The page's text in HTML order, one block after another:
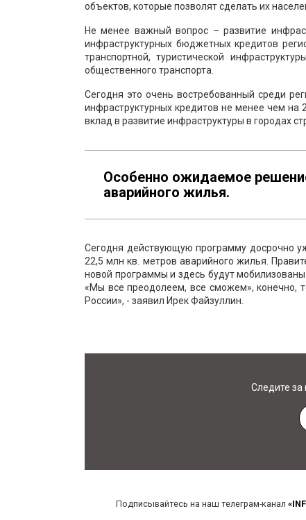
объектов, которые позволят сделать их
Не менее важный вопрос – развитие
инфраструктурных бюджетных кредитов
транспортной, туристической
общественного транспорта.
Сегодня это очень востребованный среди
инфраструктурных кредитов не менее чем на
вклад в развитие инфраструктуры в городах
Особенно ожидаемое
аварийного жилья.
Сегодня действующую программу досрочно
22,5 млн кв. метров аварийного жилья.
новой программы и здесь будут
«Мы все преодолеем, все сможем», конечно,
России», - заявил Ирек Файзуллин.
Следите
Подписывайтесь на наш телеграм-канал